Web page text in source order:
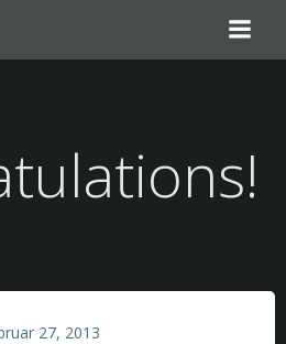
springen
27, 2013